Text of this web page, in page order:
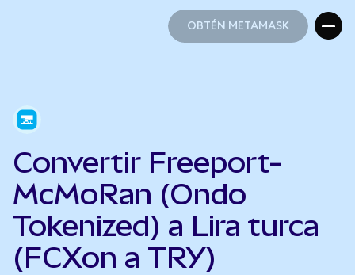
OBTÉN METAMASK
Convertir Freeport-
McMoRan (Ondo
Tokenized) a Lira turca
(FCXon a TRY)